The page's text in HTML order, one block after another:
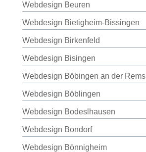
Webdesign Beuren
Webdesign Bietigheim-Bissingen
Webdesign Birkenfeld
Webdesign Bisingen
Webdesign Böbingen an der Rems
Webdesign Böblingen
Webdesign Bodeslhausen
Webdesign Bondorf
Webdesign Bönnigheim